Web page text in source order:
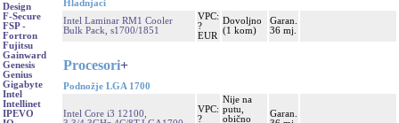
Design
F-Secure
FSP -
Fortron
Fujitsu
Gainward
Genesis
Genius
Gigabyte
Intel
Intellinet
IPEVO
Hladnjaci
Intel Laminar RM1 Cooler
Bulk Pack, s1700/1851
VPC:
?
EUR
Dovoljno
(1 kom)
Garan.
36 mj.
Procesori+
Podnožje LGA 1700
Intel Core i3 12100,
VPC:
?
Nije na
putu,
obično
Garan.